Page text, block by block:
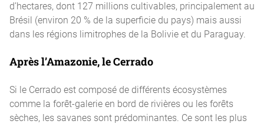
d’hectares, dont 127 millions cultivables, principalement au
Brésil (environ 20 % de la superficie du pays) mais aussi
dans les régions limitrophes de la Bolivie et du Paraguay.
Après l’Amazonie, le Cerrado
Si le Cerrado est composé de différents écosystèmes
comme la forêt-galerie en bord de rivières ou les forêts
sèches, les savanes sont prédominantes. Ce sont les plus